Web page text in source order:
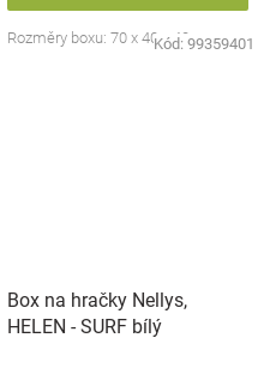
Rozměry boxu: 70 x 40 x 40 cm.
Kód: 99359401
Box na hračky Nellys,
HELEN - SURF bílý